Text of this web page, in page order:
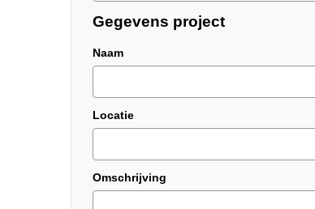
Gegevens project
Naam
Locatie
Omschrijving